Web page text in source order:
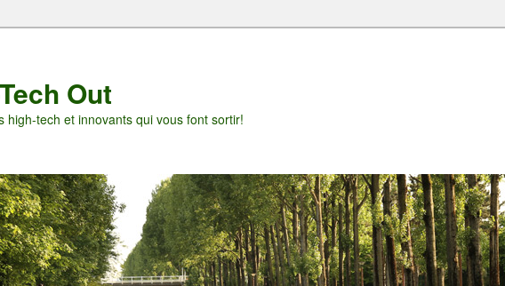
Out
high-tech et innovants qui vous font sortir!